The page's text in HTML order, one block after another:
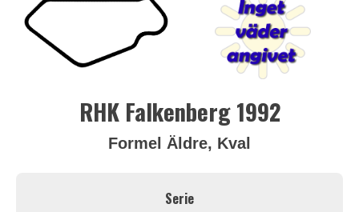
RHK Falkenberg 1992
Formel Äldre, Kval
Serie